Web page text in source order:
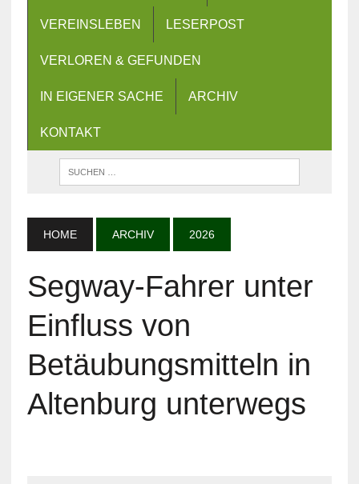
VEREINSLEBEN LESERPOST
VERLOREN & GEFUNDEN
IN EIGENER SACHE ARCHIV
KONTAKT
HOME ARCHIV 2026
Segway-Fahrer unter
Einfluss von
Betäubungsmitteln in
Altenburg unterwegs